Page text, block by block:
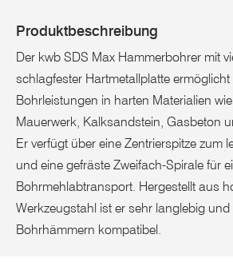
Produktbeschreibung
Der kwb SDS Max Hammerbohrer mit
schlagfester Hartmetallplatte
Bohrleistungen in harten Materialien
Mauerwerk, Kalksandstein, Gasbeton
Er verfügt über eine Zentrierspitze zum
und eine gefräste Zweifach-Spirale für
Bohrmehlabtransport. Hergestellt aus
Werkzeugstahl ist er sehr langlebig und
Bohrhämmern kompatibel.